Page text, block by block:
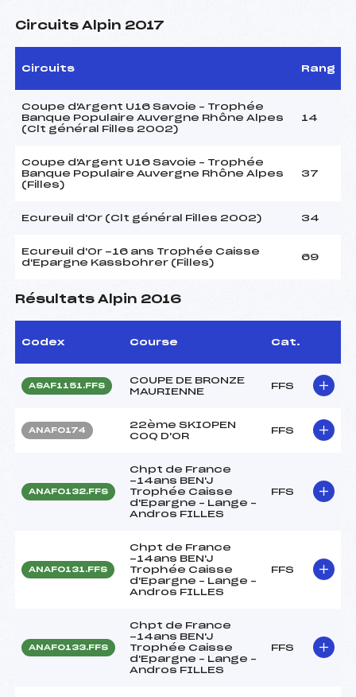
Circuits Alpin 2017
Circuits Rang
Coupe d'Argent U16 Savoie – Trophée
Banque Populaire Auvergne Rhône Alpes
(Clt général Filles 2002)
14
Coupe d'Argent U16 Savoie – Trophée
Banque Populaire Auvergne Rhône Alpes
(Filles)
37
Ecureuil d'Or (Clt général Filles 2002) 34
Ecureuil d'Or -16 ans Trophée Caisse
d'Epargne Kassbohrer (Filles)
69
Résultats Alpin 2016
Codex Course Cat.
ASAF1151.FFS
COUPE DE BRONZE
MAURIENNE
FFS
ANAF0174
22ème SKIOPEN
COQ D'OR
FFS
ANAF0132.FFS
Chpt de France
-14ans BEN'J
Trophée Caisse
d'Epargne – Lange –
Andros FILLES
FFS
ANAF0131.FFS
Chpt de France
-14ans BEN'J
Trophée Caisse
d'Epargne – Lange –
Andros FILLES
FFS
ANAF0133.FFS
Chpt de France
-14ans BEN'J
Trophée Caisse
d'Epargne – Lange –
Andros FILLES
FFS